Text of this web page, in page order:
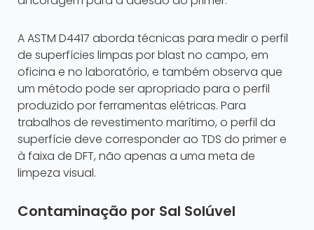
A ASTM D4417 aborda técnicas para medir o perfil
de superfícies limpas por blast no campo, em
oficina e no laboratório, e também observa que
um método pode ser apropriado para o perfil
produzido por ferramentas elétricas. Para
trabalhos de revestimento marítimo, o perfil da
superfície deve corresponder ao TDS do primer e
à faixa de DFT, não apenas a uma meta de
limpeza visual.
Contaminação por Sal Solúvel